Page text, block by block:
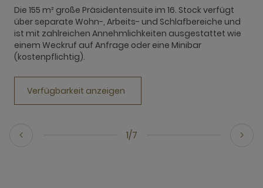
1/7
Die 155 m² große Präsidentensuite im 16. Stock verfügt
über separate Wohn-, Arbeits- und Schlafbereiche und
ist mit zahlreichen Annehmlichkeiten ausgestattet wie
einem Weckruf auf Anfrage oder eine Minibar
(kostenpflichtig).
Verfügbarkeit anzeigen